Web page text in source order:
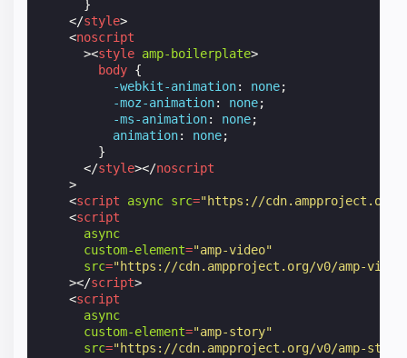
}
</style>
<noscript
><style amp-boilerplate>
body {
-webkit-animation: none;
-moz-animation: none;
-ms-animation: none;
animation: none;
}
</style></noscript
>
<script async src="https://
<script
async
custom-element="amp-video"
src="https://cdn.ampproject.org/v0/amp-
></script>
<script
async
custom-element="amp-story"
src="https://cdn.ampproject.org/v0/amp-